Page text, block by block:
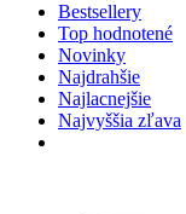
Bestsellery
Top hodnotené
Novinky
Najdrahšie
Najlacnejšie
Najvyššia zľava